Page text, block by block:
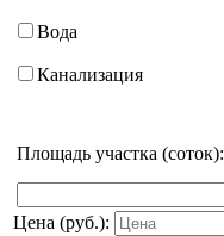
Вода
Канализация
Площадь участка (соток):
Цена (руб.):